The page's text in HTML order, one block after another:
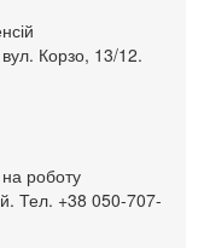
Корзо, 13/12.
роботу
Тел. +38 050-707-